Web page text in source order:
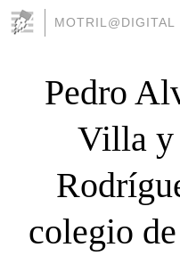
MOTRIL@DIGITAL
Pedro
Villa y
colegio